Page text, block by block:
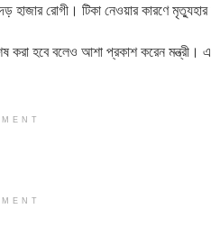
হাজার রোগী। টিকা নেওয়ার কারণে
করা হবে বলেও আশা প্রকাশ করেন মন্ত্রী।